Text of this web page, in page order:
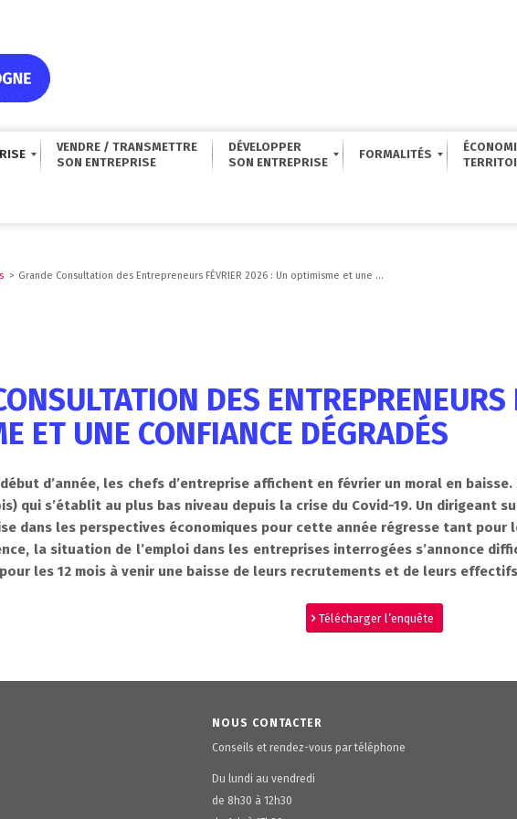
VENDRE / TRANSMETTRE
DÉVELOPPER
FORMALITÉS
> Grande Consultation des Entrepreneurs FÉVRIER 2026 : Un optimisme et une ...
DES
ET UNE CONFIANCE DÉGRADÉS
d’année, les chefs d’entreprise affichent en février un moral en
qui s’établit au plus bas niveau depuis la crise du Covid-19. Un dirigeant
dans les perspectives économiques pour cette année régresse tant
la situation de l’emploi dans les entreprises interrogées s’annonce
les 12 mois à venir une baisse de leurs recrutements et de leurs
Télécharger l’enquête
NOUS CONTACTER
Conseils et rendez-vous par téléphone
Du lundi au vendredi
de 8h30 à 12h30